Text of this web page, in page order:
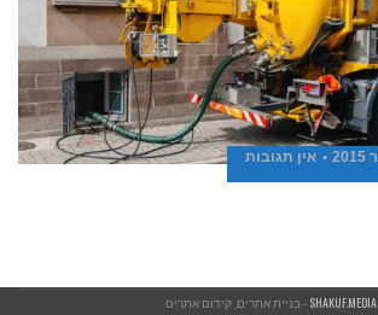
אין תגובות
SHAKUF.MEDIA - בניית אתרים, קידום אתרים